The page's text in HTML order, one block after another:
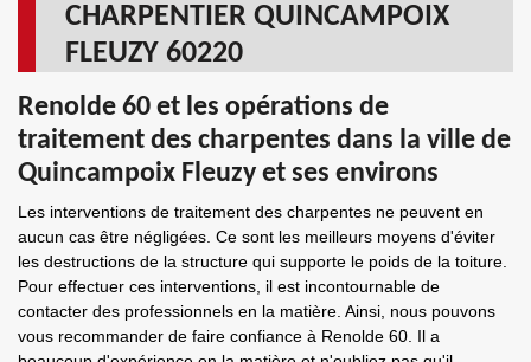
CHARPENTIER QUINCAMPOIX
FLEUZY 60220
Renolde 60 et les opérations de
traitement des charpentes dans la ville de
Quincampoix Fleuzy et ses environs
Les interventions de traitement des charpentes ne peuvent en
aucun cas être négligées. Ce sont les meilleurs moyens d'éviter
les destructions de la structure qui supporte le poids de la toiture.
Pour effectuer ces interventions, il est incontournable de
contacter des professionnels en la matière. Ainsi, nous pouvons
vous recommander de faire confiance à Renolde 60. Il a